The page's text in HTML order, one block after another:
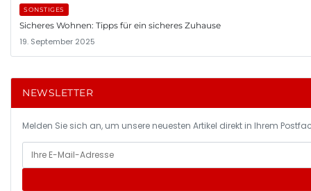
SONSTIGES
Sicheres Wohnen: Tipps für ein sicheres Zuhause
19. September 2025
NEWSLETTER
Melden Sie sich an, um unsere neuesten Artikel direkt in Ihrem